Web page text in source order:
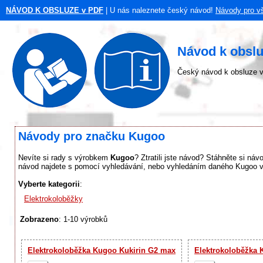
NÁVOD K OBSLUZE v PDF | U nás naleznete český návod! Návody pro
Návod k
Český návod k obsluze
Návody pro značku Kugoo
Nevíte si rady s výrobkem Kugoo? Ztratili jste návod? Stáhněte si
návod najdete s pomocí vyhledávání, nebo vyhledáním daného Kugoo
Vyberte kategorii:
Elektrokoloběžky
Zobrazeno: 1-10 výrobků
Elektrokoloběžka Kugoo Kukirin G2 max Elektrokoloběžka